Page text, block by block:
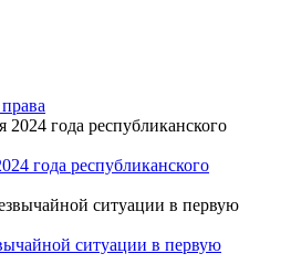
года республиканского
ситуации в первую